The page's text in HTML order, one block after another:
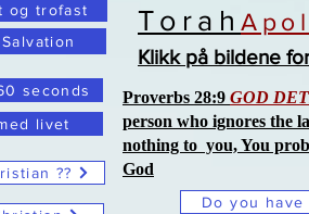
og trofast
seconds
Torah
Klikk på bildene
Proverbs 28:9 GOD
person who ignores the
nothing to you, You
God
livet
??
Do you have